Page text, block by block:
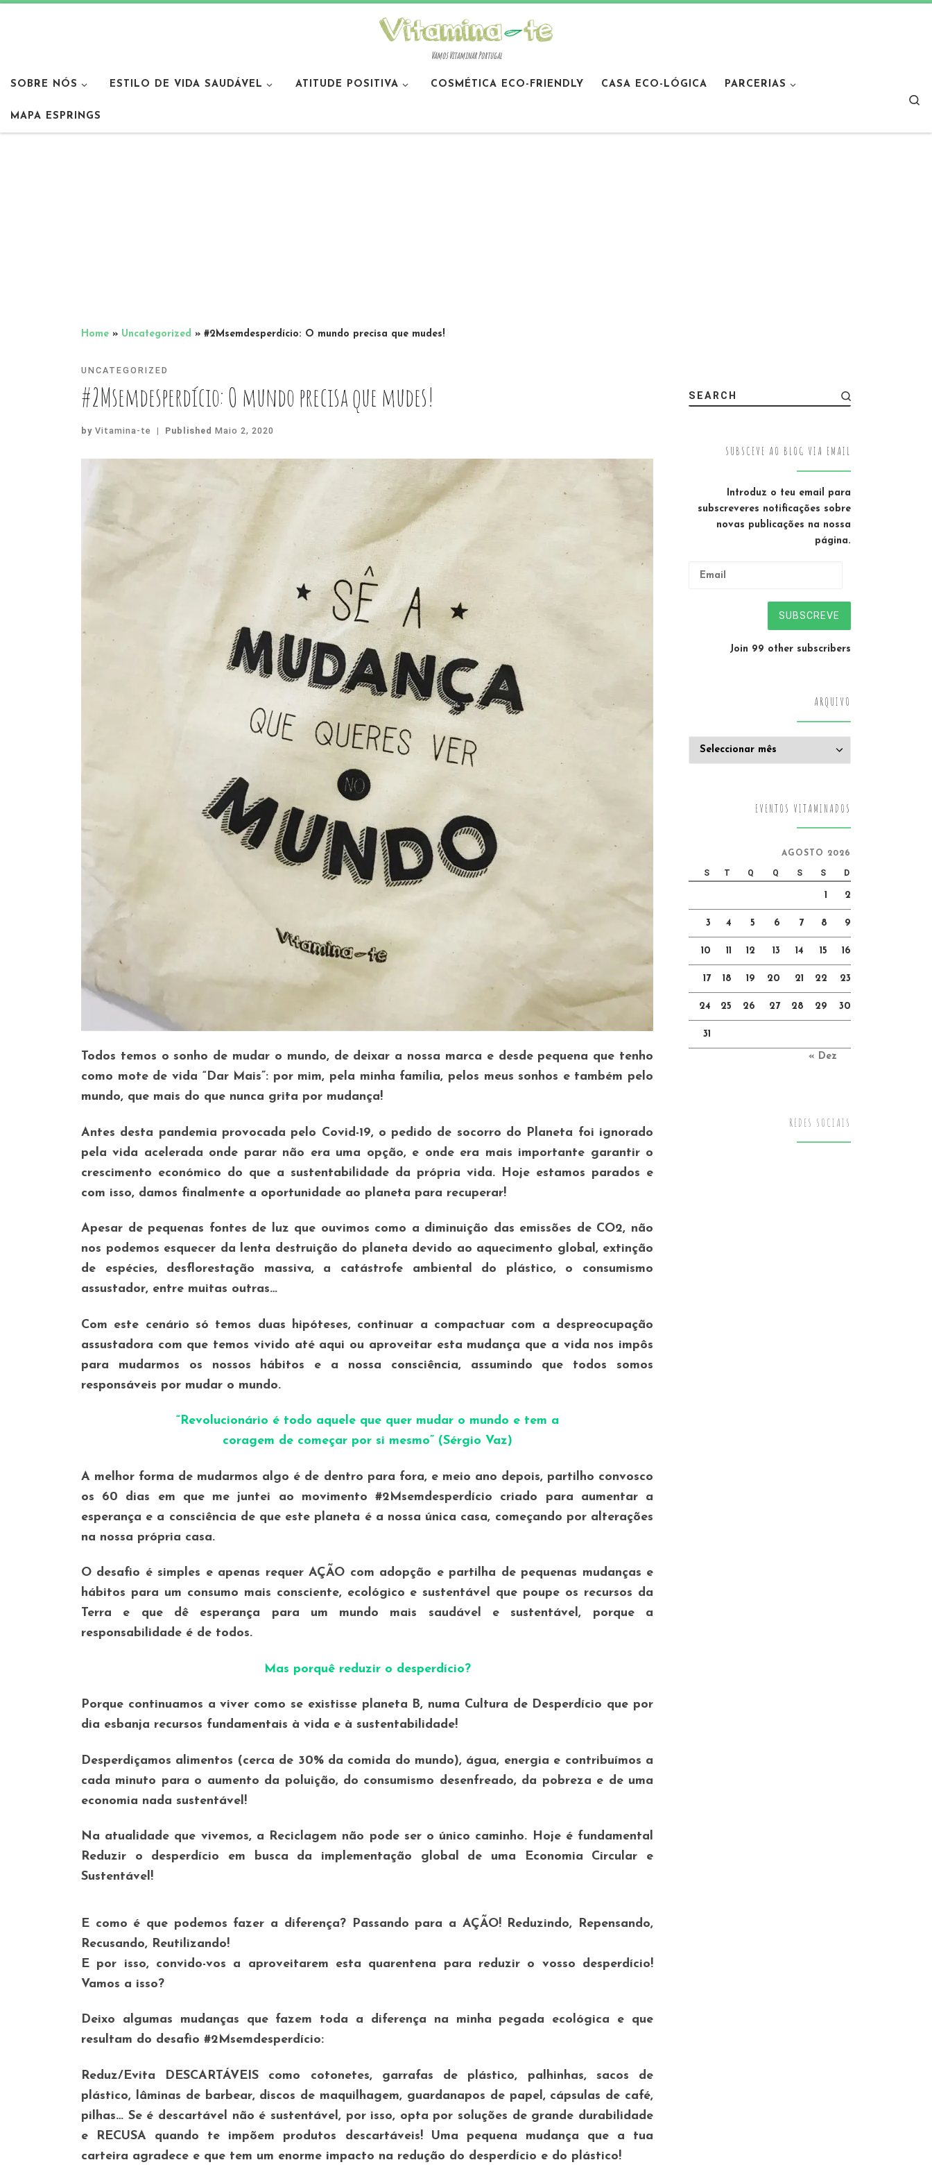
Vamos Vitaminar Portugal
SOBRE NÓS ESTILO DE VIDA SAUDÁVEL ATITUDE POSITIVA COSMÉTICA ECO-FRIENDLY CASA ECO-LÓGICA PARCERIAS
MAPA ESPRINGS
Home » Uncategorized » #2Msemdesperdício: O mundo precisa que mudes!
UNCATEGORIZED
#2Msemdesperdício: O mundo precisa que mudes!
by Vitamina-te | Published Maio 2, 2020
Todos temos o sonho de mudar o mundo, de deixar a nossa marca e desde pequena que tenho
como mote de vida “Dar Mais”: por mim, pela minha família, pelos meus sonhos e também pelo
mundo, que mais do que nunca grita por mudança!
Antes desta pandemia provocada pelo Covid-19, o pedido de socorro do Planeta foi ignorado
pela vida acelerada onde parar não era uma opção, e onde era mais importante garantir o
crescimento económico do que a sustentabilidade da própria vida. Hoje estamos parados e
com isso, damos finalmente a oportunidade ao planeta para recuperar!
Apesar de pequenas fontes de luz que ouvimos como a diminuição das emissões de CO2, não
nos podemos esquecer da lenta destruição do planeta devido ao aquecimento global, extinção
de espécies, desflorestação massiva, a catástrofe ambiental do plástico, o consumismo
assustador, entre muitas outras…
Com este cenário só temos duas hipóteses, continuar a compactuar com a despreocupação
assustadora com que temos vivido até aqui ou aproveitar esta mudança que a vida nos impôs
para mudarmos os nossos hábitos e a nossa consciência, assumindo que todos somos
responsáveis por mudar o mundo.
“Revolucionário é todo aquele que quer mudar o mundo e tem a
coragem de começar por si mesmo” (Sérgio Vaz)
A melhor forma de mudarmos algo é de dentro para fora, e meio ano depois, partilho convosco
os 60 dias em que me juntei ao movimento #2Msemdesperdício criado para aumentar a
esperança e a consciência de que este planeta é a nossa única casa, começando por alterações
na nossa própria casa.
O desafio é simples e apenas requerAÇÃO com adopção e partilha de pequenas mudanças e
hábitos para um consumo mais consciente, ecológico e sustentável que poupe os recursos da
Terra e que dê esperança para um mundo mais saudável e sustentável, porque a
responsabilidade é de todos.
Mas porquê reduzir o desperdício?
Porque continuamos a viver como se existisse planeta B, numa Cultura de Desperdício que por
dia esbanja recursos fundamentais à vida e à sustentabilidade!
Desperdiçamos alimentos (cerca de 30% da comida do mundo), água, energia e contribuímos a
cada minuto para o aumento da poluição, do consumismo desenfreado, da pobreza e de uma
economia nada sustentável!
Na atualidade que vivemos, a Reciclagem não pode ser o único caminho. Hoje é fundamental
Reduzir o desperdício em busca da implementação global de uma Economia Circular e
Sustentável!
E como é que podemos fazer a diferença? Passando para a AÇÃO! Reduzindo, Repensando,
Recusando, Reutilizando!
E por isso, convido-vos a aproveitarem esta quarentena para reduzir o vosso desperdício!
Vamos a isso?
Deixo algumas mudanças que fazem toda a diferença na minha pegada ecológica e que
resultam do desafio #2Msemdesperdício:
Reduz/Evita DESCARTÁVEIS como cotonetes, garrafas de plástico, palhinhas, sacos de
plástico, lâminas de barbear, discos de maquilhagem, guardanapos de papel, cápsulas de café,
pilhas… Se é descartável não é sustentável, por isso, opta por soluções de grande durabilidade
e
RECUSA quando te impõem produtos descartáveis! Uma pequena mudança que a tua
carteira agradece e que tem um enorme impacto na redução do desperdício e do plástico!
SEARCH
SUBSCEVE AO BLOG VIA EMAIL
Introduz o teu email para
subscreveres notificações sobre
novas publicações na nossa
página.
SUBSCREVE
Join 99 other subscribers
ARQUIVO
EVENTOS VITAMINADOS
AGOSTO 2026
S T Q Q S S D
1 2
3 4 5 6 7 8 9
10 11 12 13 14 15 16
17 18 19 20 21 22 23
24 25 26 27 28 29 30
31
« Dez
REDES SOCIAIS